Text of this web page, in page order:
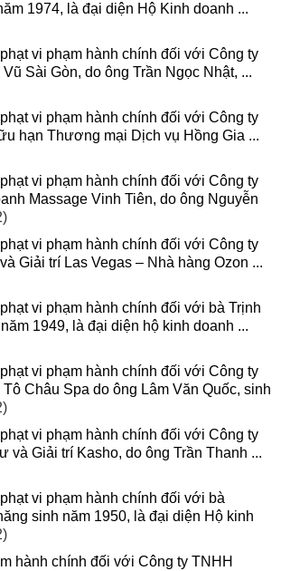
1974, là đại diện Hộ Kinh doanh ...
vi phạm hành chính đối với Công ty
Sài Gòn, do ông Trần Ngọc Nhật, ...
vi phạm hành chính đối với Công ty
hạn Thương mại Dịch vụ Hồng Gia ...
vi phạm hành chính đối với Công ty
Massage Vinh Tiên, do ông Nguyễn
vi phạm hành chính đối với Công ty
Giải trí Las Vegas – Nhà hàng Ozon ...
vi phạm hành chính đối với bà Trịnh
1949, là đại diện hộ kinh doanh ...
vi phạm hành chính đối với Công ty
Châu Spa do ông Lâm Văn Quốc, sinh
vi phạm hành chính đối với Công ty
và Giải trí Kasho, do ông Trần Thanh ...
vi phạm hành chính đối với bà
sinh năm 1950, là đại diện Hộ kinh
hành chính đối với Công ty TNHH